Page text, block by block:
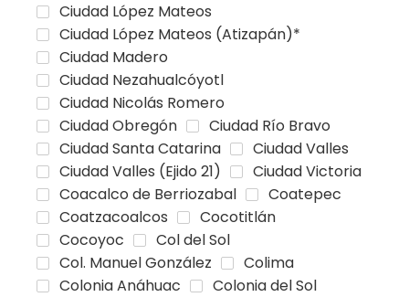
Ciudad López Mateos
Ciudad López Mateos (Atizapán)*
Ciudad Madero
Ciudad Nezahualcóyotl
Ciudad Nicolás Romero
Ciudad Obregón
Ciudad Río Bravo
Ciudad Santa Catarina
Ciudad Valles
Ciudad Valles (Ejido 21)
Ciudad Victoria
Coacalco de Berriozabal
Coatepec
Coatzacoalcos
Cocotitlán
Cocoyoc
Col del Sol
Col. Manuel González
Colima
Colonia Anáhuac
Colonia del Sol